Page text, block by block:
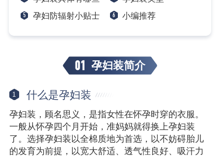
5 孕妇防辐射小贴士 6 小编推荐
01 孕妇装简介
1 什么是孕妇装
孕妇装，顾名思义，是指女性在怀孕时穿的衣服。
一般从怀孕四个月开始，准妈妈就得换上孕妇装
了。选择孕妇装以全棉质地为首选，以不妨碍胎儿
的发育为前提，以宽大舒适、透气性良好、吸汗力